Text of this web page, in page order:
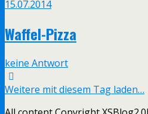
15.07.2014
Waffel-Pizza
keine Antwort
Weitere mit diesem Tag laden…